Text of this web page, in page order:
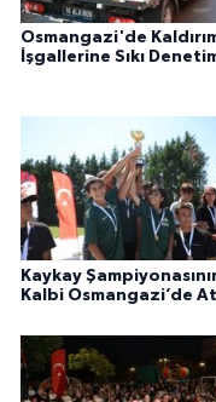
Osmangazi'de
İşgallerine Sıkı
Kaykay
Kalbi Osmangazi’de